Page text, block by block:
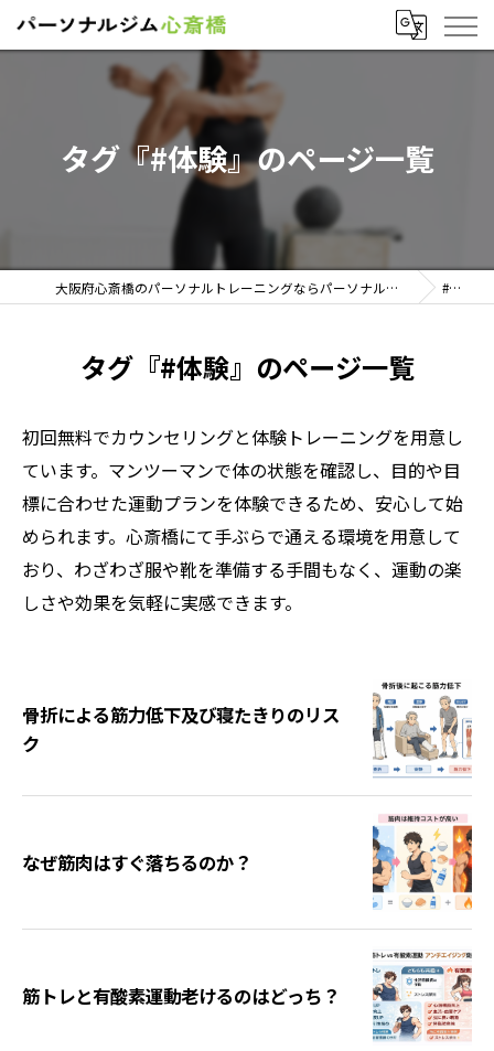
タグ『#体験』のページ一覧
大阪府心斎橋のパーソナルトレーニングならパーソナルジム心斎橋 #体験
タグ『#体験』のページ一覧
初回無料でカウンセリングと体験トレーニングを用意し
ています。マンツーマンで体の状態を確認し、目的や目
標に合わせた運動プランを体験できるため、安心して始
められます。心斎橋にて手ぶらで通える環境を用意して
おり、わざわざ服や靴を準備する手間もなく、運動の楽
しさや効果を気軽に実感できます。
骨折による筋力低下及び寝たきりのリス
ク
なぜ筋肉はすぐ落ちるのか？
筋トレと有酸素運動老けるのはどっち？